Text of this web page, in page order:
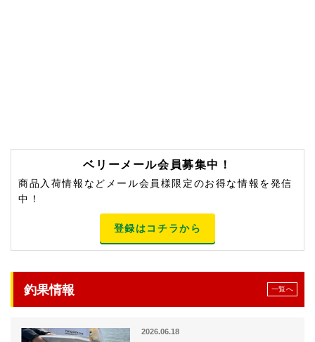
ベリーメール会員募集中！
商品入荷情報などメール会員様限定のお得な情報を発信
中！
登録はコチラから
釣果情報 一覧へ
2026.06.18